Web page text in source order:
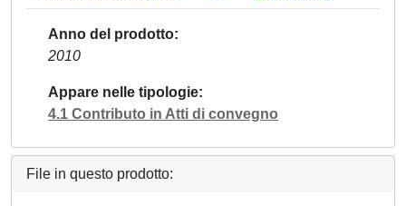
Anno del prodotto
2010
Appare nelle tipologie
4.1 Contributo in Atti di convegno
File in questo prodotto: